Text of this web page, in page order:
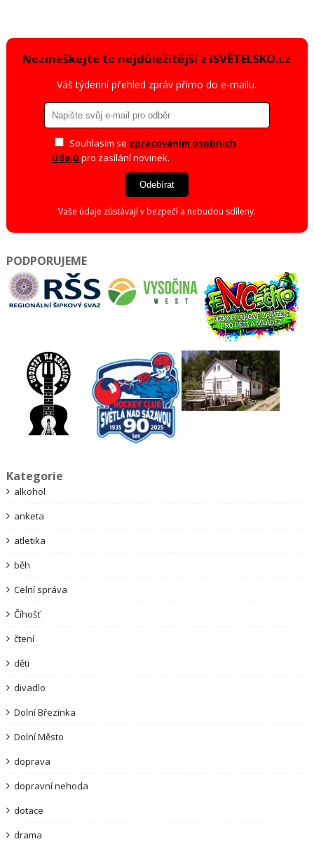
Nezmeškejte to nejdůležitější z iSVĚTELSKO.cz
Váš týdenní přehled zpráv přímo do e-mailu.
Souhlasím se zpracováním osobních
údajů pro zasílání novinek.
Odebírat
Vaše údaje zůstávají v bezpečí a nebudou sdíleny.
PODPORUJEME
Kategorie
alkohol
anketa
atletika
běh
Celní správa
Číhošť
čtení
děti
divadlo
Dolní Březinka
Dolní Město
doprava
dopravní nehoda
dotace
drama